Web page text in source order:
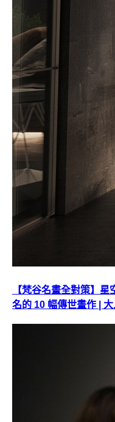
【梵谷名畫全對策】
名的 10 幅傳世畫作 |